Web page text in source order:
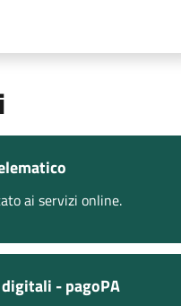
ai servizi online.
- pagoPA